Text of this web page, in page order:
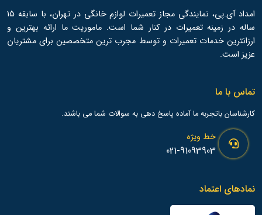
امداد آی.پی، نمایندگی مجاز تعمیرات لوازم خانگی در تهران، با سابقه 15
ساله در زمینه تعمیرات در کنار شما است. ماموریت ما ارائه بهترین و
ارزانترین خدمات تعمیرات و توسط مجرب ترین متخصصین برای مشتریان
عزیز است.
تماس با ما
کارشناسان باتجربه ما آماده پاسخ دهی به سوالات شما می باشند.
خط ویژه
021-91093903
نمادهای اعتماد